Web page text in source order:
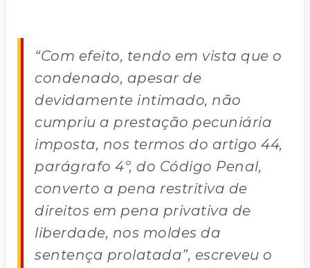
“Com efeito, tendo em vista que o
condenado, apesar de
devidamente intimado, não
cumpriu a prestação pecuniária
imposta, nos termos do artigo 44,
parágrafo 4º, do Código Penal,
converto a pena restritiva de
direitos em pena privativa de
liberdade, nos moldes da
sentença prolatada”, escreveu o